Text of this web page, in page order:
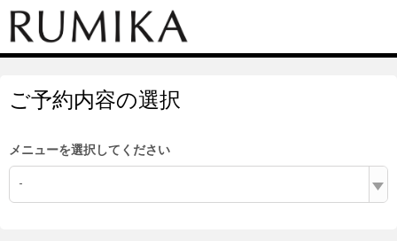
ご予約内容の選択
メニューを選択してください
-